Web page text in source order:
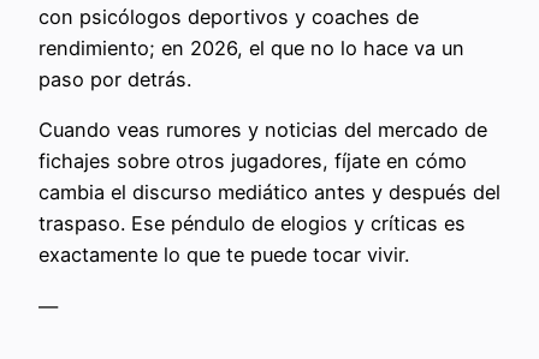
con psicólogos deportivos y coaches de
rendimiento; en 2026, el que no lo hace va un
paso por detrás.
Cuando veas rumores y noticias del mercado de
fichajes sobre otros jugadores, fíjate en cómo
cambia el discurso mediático antes y después del
traspaso. Ese péndulo de elogios y críticas es
exactamente lo que te puede tocar vivir.
—